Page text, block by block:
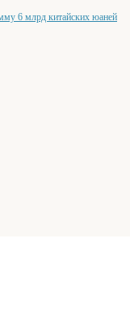
6 млрд китайских юаней